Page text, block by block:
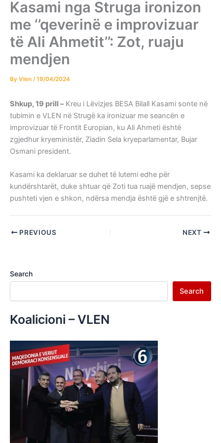
Kasami nga Struga ironizon
me ‘’qeverinë e improvizuar
të Ali Ahmetit’’: Zot, ruaju
mendjen
By Vlen /19/04/2024
Shkup, 19 prill –Kreu i Lëvizjes BESA Bilall Kasami sonte në
tubimin e VLEN në Strugë ka ironizuar me seancën e
improvizuar të Frontit Europian, ku Ali Ahmeti është
zgjedhur kryeministër, Ziadin Sela kryeparlamentar, Bujar
Osmani president.
Kasami ka deklaruar se duhet të lutemi edhe për
kundërshtarët, duke shtuar që Zoti tua ruajë mendjen, sepse
pushteti vjen e shkon, ndërsa mendja është gjë e shtrenjtë.
PREVIOUS NEXT
Search
Search
Koalicioni – VLEN